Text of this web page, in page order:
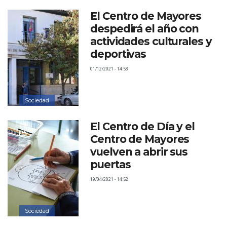
Sociedad
El Centro de Mayores
despedirá el año con
actividades culturales y
deportivas
01/12/2021 - 14:53
Sociedad
El Centro de Día y el
Centro de Mayores
vuelven a abrir sus
puertas
19/04/2021 - 14:52